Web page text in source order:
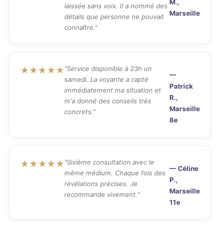
laissée sans voix. Il a nommé des
détails que personne ne pouvait
connaître."
M.,
Marseille
★★★★★"Service disponible à 23h un
samedi. La voyante a capté
immédiatement ma situation et
m'a donné des conseils très
concrets."
—
Patrick
R.,
Marseille
8e
★★★★★"Sixième consultation avec le
même médium. Chaque fois des
révélations précises. Je
recommande vivement."
— Céline
P.,
Marseille
11e